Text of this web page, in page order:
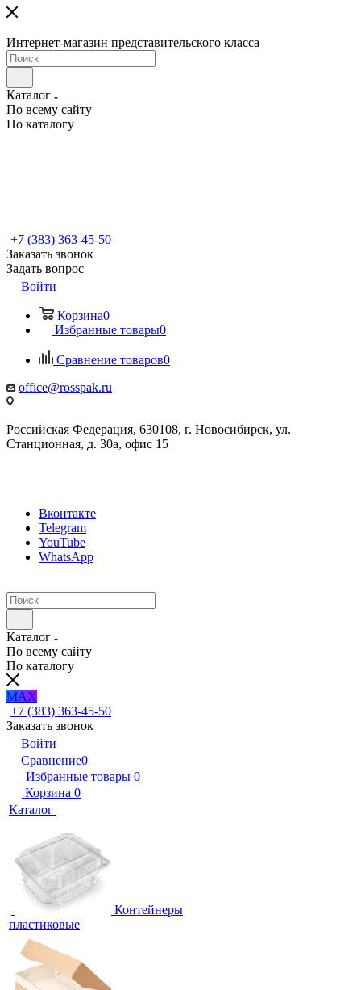
Интернет-магазин представительского класса
Каталог
По всему сайту
По каталогу
+7 (383) 363-45-50
Заказать звонок
Задать вопрос
Войти
Корзина0
Избранные товары0
Сравнение товаров0
office@rosspak.ru
Российская Федерация, 630108, г. Новосибирск, ул.
Станционная, д. 30а, офис 15
Вконтакте
Telegram
YouTube
WhatsApp
Каталог
По всему сайту
По каталогу
MAX
+7 (383) 363-45-50
Заказать звонок
Войти
Сравнение0
Избранные товары 0
Корзина 0
Каталог
Контейнеры
пластиковые